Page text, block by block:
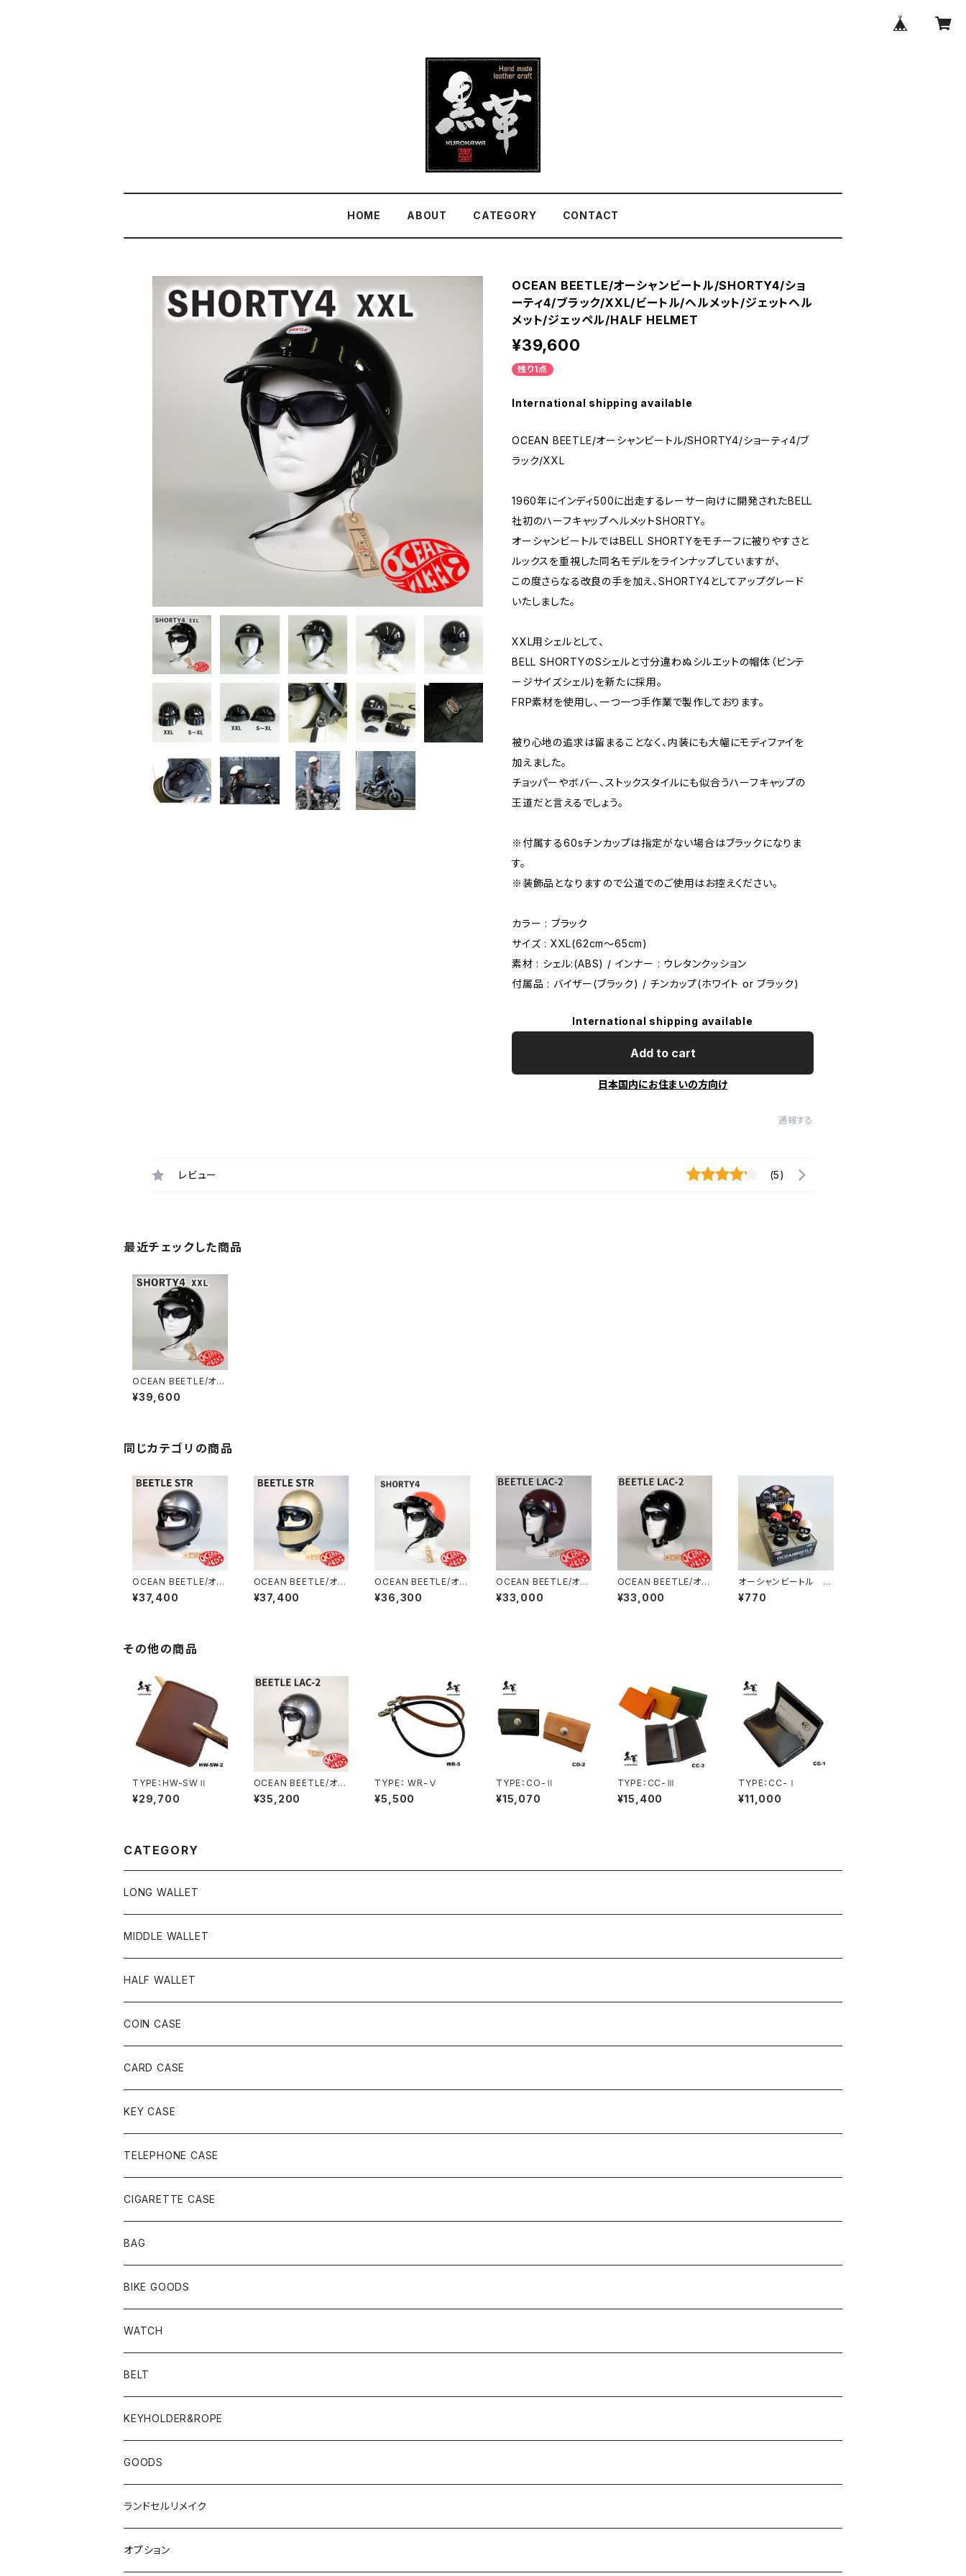
HOME ABOUT CATEGORY CONTACT
OCEAN BEETLE/オーシャンビートル/SHORTY4/ショ
ーティ4/ブラック/XXL/ビートル/ヘルメット/ジェットヘル
メット/ジェッペル/HALF HELMET
¥39,600
残り1点
International shipping available
OCEAN BEETLE/オーシャンビートル/SHORTY4/ショーティ4/ブ
ラック/XXL
1960年にインディ500に出走するレーサー向けに開発されたBELL
社初のハーフキャップヘルメットSHORTY。
オーシャンビートルではBELL SHORTYをモチーフに被りやすさと
ルックスを重視した同名モデルをラインナップしていますが、
この度さらなる改良の手を加え、SHORTY4としてアップグレード
いたしました。
XXL用シェルとして、
BELL SHORTYのSシェルと寸分違わぬシルエットの帽体（ビンテ
ージサイズシェル)を新たに採用。
FRP素材を使用し、一つ一つ手作業で製作しております。
被り心地の追求は留まることなく、内装にも大幅にモディファイを
加えました。
チョッパーやボバー、ストックスタイルにも似合うハーフキャップの
王道だと言えるでしょう。
※付属する60sチンカップは指定がない場合はブラックになりま
す。
※装飾品となりますので公道でのご使用はお控えください。
カラー : ブラック
サイズ : XXL(62cm〜65cm)
素材 : シェル:(ABS) / インナー : ウレタンクッション
付属品 : バイザー(ブラック) / チンカップ(ホワイト or ブラック)
International shipping available
Add to cart
日本国内にお住まいの方向け
通報する
レビュー (5)
最近チェックした商品
OCEAN BEETLE/オー
シャンビートル/SHOR
TY4/ショーティ4/ブラ
ELMET
¥39,600
同じカテゴリの商品
OCEAN BEETLE/オー
シャンビートル/STR/エ
スティアール/スペース
¥37,400
OCEAN BEETLE/オー
シャンビートル/STR/エ
スティアール//ビートル/
¥37,400
OCEAN BEETLE/オー
シャンビートル/SHOR
TY4/ショーティ4/オレ
¥36,300
OCEAN BEETLE/オー
シャンビートル/L.A.C-
2/エルエーシー2/マル
¥33,000
OCEAN BEETLE/オー
シャンビートル/L.A.C-
2/エルエーシー2/ブラッ
¥33,000
オーシャンビートル ミ
ニチュアヘルメット 1
個
¥770
その他の商品
TYPE：HW-SWⅡ
¥29,700
OCEAN BEETLE/オー
シャンビートル/L.A.C-
2/エルエーシー2/スペ
¥35,200
TYPE： WR-Ⅴ
¥5,500
TYPE：CO-Ⅱ
¥15,070
TYPE：CC-Ⅲ
¥15,400
TYPE：CC-Ⅰ
¥11,000
CATEGORY
LONG WALLET
MIDDLE WALLET
HALF WALLET
COIN CASE
CARD CASE
KEY CASE
TELEPHONE CASE
CIGARETTE CASE
BAG
BIKE GOODS
WATCH
BELT
KEYHOLDER&ROPE
GOODS
ランドセルリメイク
オプション